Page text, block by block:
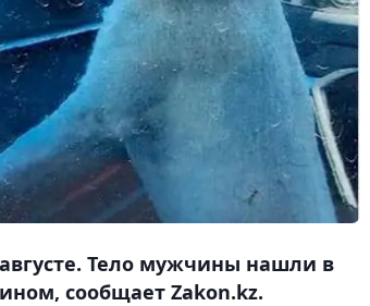
Тело мужчины нашли в
сообщает Zakon.kz.